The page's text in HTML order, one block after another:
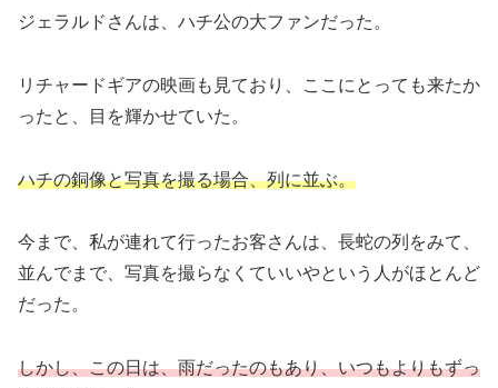
ジェラルドさんは、ハチ公の大ファンだった。
リチャードギアの映画も見ており、ここにとっても来たか
ったと、目を輝かせていた。
ハチの銅像と写真を撮る場合、列に並ぶ。
今まで、私が連れて行ったお客さんは、長蛇の列をみて、
並んでまで、写真を撮らなくていいやという人がほとんど
だった。
しかし、この日は、雨だったのもあり、いつもよりもずっ